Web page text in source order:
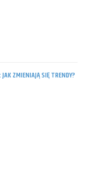
JAK ZMIENIAJĄ SIĘ TRENDY?